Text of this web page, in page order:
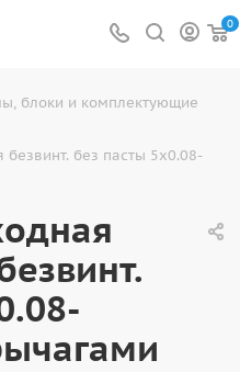
0
блоки и комплектующие
без пасты 5x0.08-